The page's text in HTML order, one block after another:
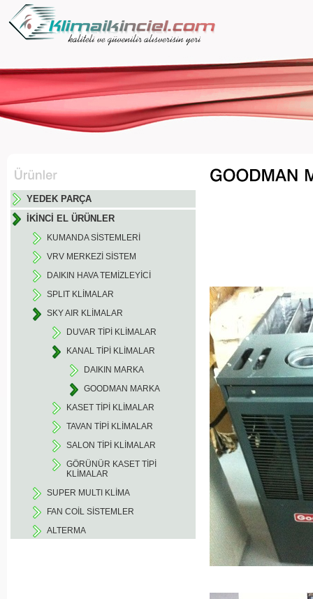
YEDEK PARÇA
İKİNCİ EL ÜRÜNLER
KUMANDA SİSTEMLERİ
VRV MERKEZİ SİSTEM
DAIKIN HAVA TEMİZLEYİCİ
SPLIT KLİMALAR
SKY AIR KLİMALAR
DUVAR TİPİ KLİMALAR
KANAL TİPİ KLİMALAR
DAIKIN MARKA
GOODMAN MARKA
KASET TİPİ KLİMALAR
TAVAN TİPİ KLİMALAR
SALON TİPİ KLİMALAR
GÖRÜNÜR KASET TİPİ
KLİMALAR
SUPER MULTI KLİMA
FAN COİL SİSTEMLER
ALTERMA